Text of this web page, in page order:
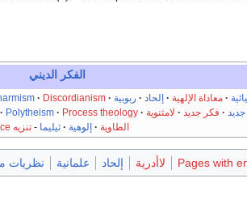
الفكر الديني
· معاداة الإلهية · إلحاد · ربوبية ·
· Discordianism
· فكر جديد · لامثنوية ·
· Polytheism · Process theology
الطاوية · إلوهية · ثيليما -تنزيه Transcendence
Pages with لاأدرية إلحاد علمانية نظريات